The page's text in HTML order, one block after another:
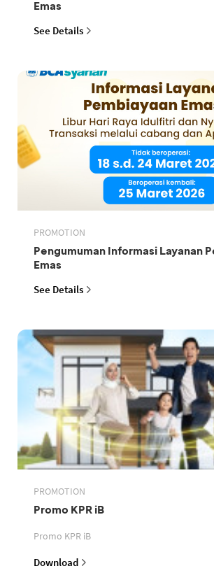
Emas
See Details
PROMOTION
Pengumuman Informasi Layanan
Emas
See Details
PROMOTION
Promo KPR iB
Promo KPR iB
Download